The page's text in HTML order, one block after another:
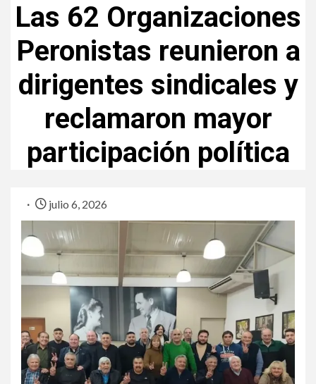
Las 62 Organizaciones
Peronistas reunieron a
dirigentes sindicales y
reclamaron mayor
participación política
julio 6, 2026